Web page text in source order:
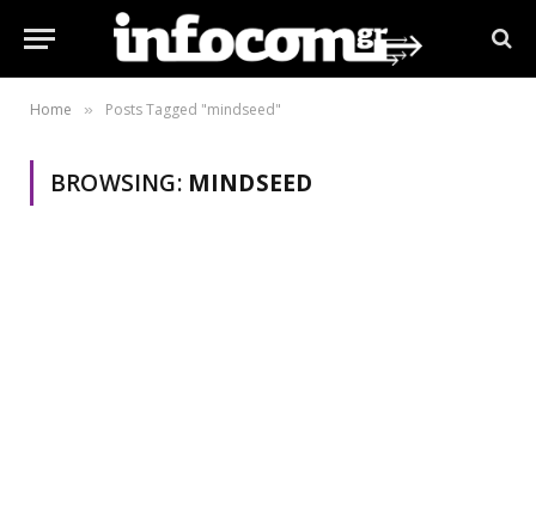
Home » Posts Tagged "mindseed"
BROWSING: MINDSEED